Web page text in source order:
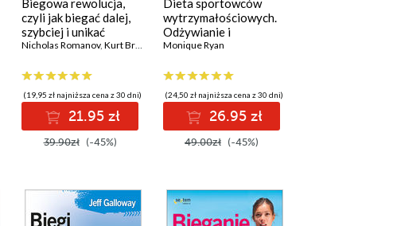
Biegowa rewolucja,
czyli jak biegać dalej,
szybciej i unikać
kontuzji
Nicholas Romanov, Kurt Brungardt
(19,95 zł najniższa cena z 30 dni)
21.95 zł
39.90zł (-45%)
Dieta sportowców
wytrzymałościowych.
Odżywianie i
suplementacja.
Monique Ryan
(24,50 zł najniższa cena z 30 dni)
26.95 zł
49.00zł (-45%)